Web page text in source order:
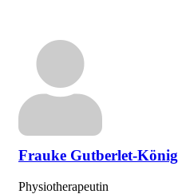
Frauke Gutberlet-König
Physiotherapeutin